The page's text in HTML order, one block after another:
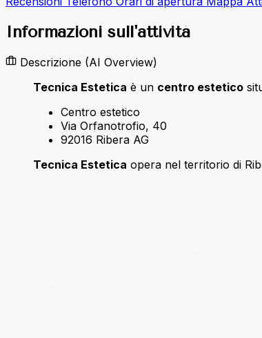
Informazioni sull'attività
Descrizione (AI Overview)
Tecnica Estetica è un centro estetico
Centro estetico
Via Orfanotrofio, 40
92016 Ribera AG
Tecnica Estetica opera nel territorio di